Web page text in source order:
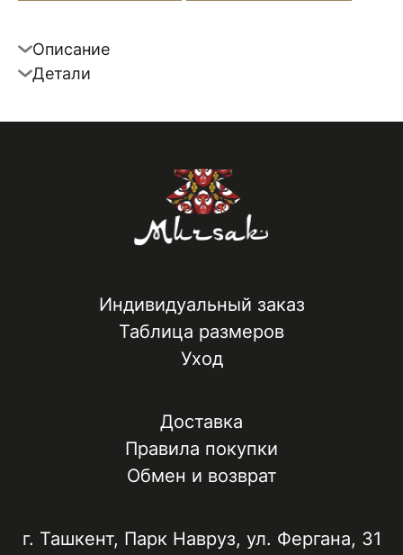
Описание
Детали
Индивидуальный заказ
Таблица размеров
Уход
Доставка
Правила покупки
Обмен и возврат
г. Ташкент, ​Парк Навруз​, ул. Фергана, 31